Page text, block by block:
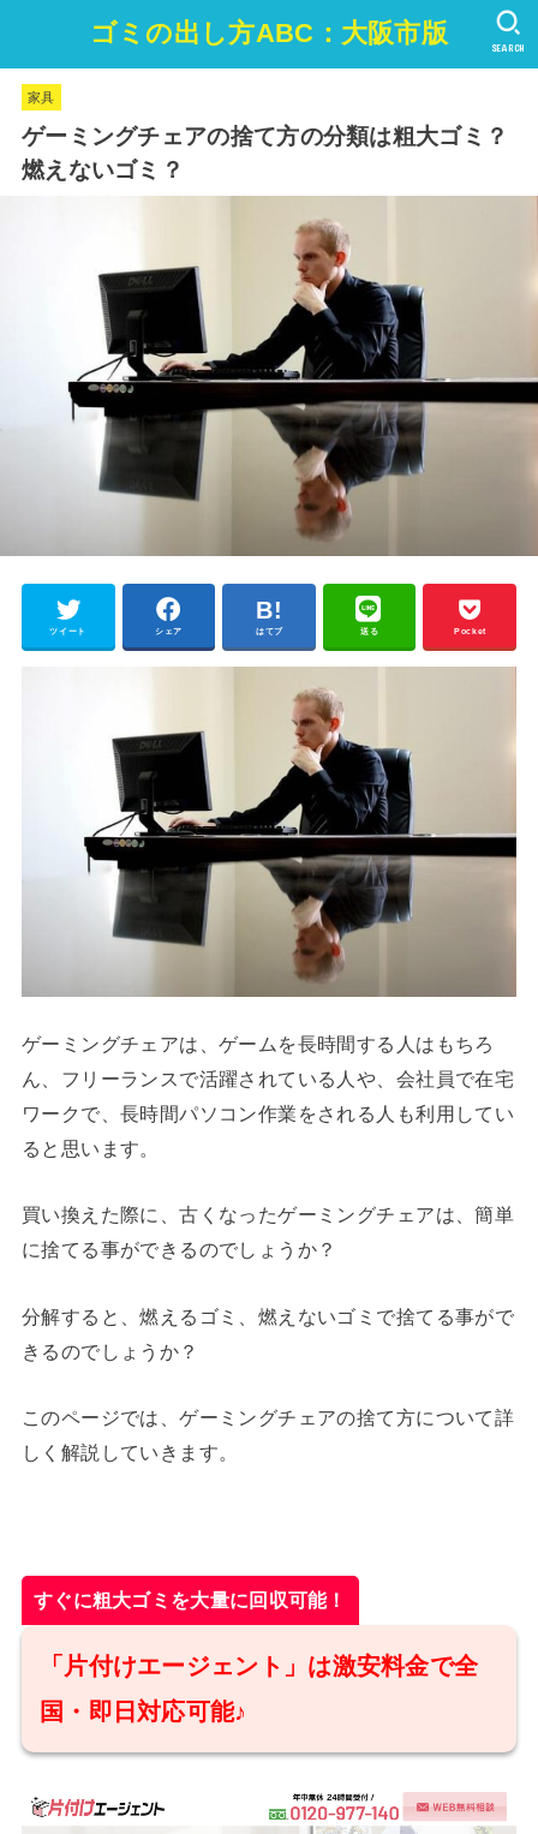
ゴミの出し方ABC：大阪市版 SEARCH
家具
ゲーミングチェアの捨て方の分類は粗大ゴミ？
燃えないゴミ？
ツイート シェア はてブ 送る Pocket
ゲーミングチェアは、ゲームを長時間する人はもちろ
ん、フリーランスで活躍されている人や、会社員で在宅
ワークで、長時間パソコン作業をされる人も利用してい
ると思います。
買い換えた際に、古くなったゲーミングチェアは、簡単
に捨てる事ができるのでしょうか？
分解すると、燃えるゴミ、燃えないゴミで捨てる事がで
きるのでしょうか？
このページでは、ゲーミングチェアの捨て方について詳
しく解説していきます。
すぐに粗大ゴミを大量に回収可能！
「片付けエージェント」は激安料金で全
国・即日対応可能♪